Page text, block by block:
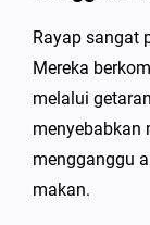
Rayap sangat
Mereka
melalui
menyebabkan
mengganggu
makan.